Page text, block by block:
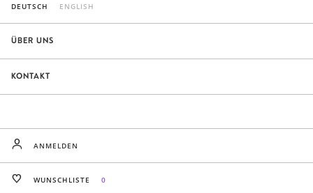
DEUTSCH ENGLISH
ÜBER UNS
KONTAKT
ANMELDEN
WUNSCHLISTE 0